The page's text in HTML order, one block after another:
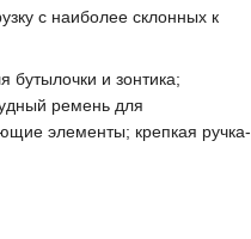
с наиболее склонных к
бутылочки и зонтика;
ремень для
элементы; крепкая ручка-